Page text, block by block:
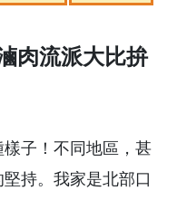
肉流派大比拚
子！不同地區，甚
持。我家是北部口